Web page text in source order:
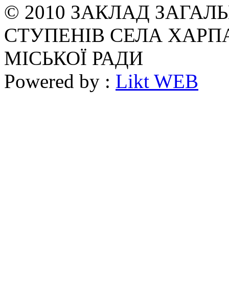
© 2010 ЗАКЛАД
СТУПЕНІВ СЕЛА
МІСЬКОЇ РАДИ
Powered by : Likt WEB